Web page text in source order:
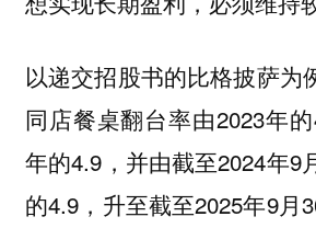
以递交招股书的比格披萨为
同店餐桌翻台率由2023年
年的4.9，并由截至2024年9
的4.9，升至截至2025年9月